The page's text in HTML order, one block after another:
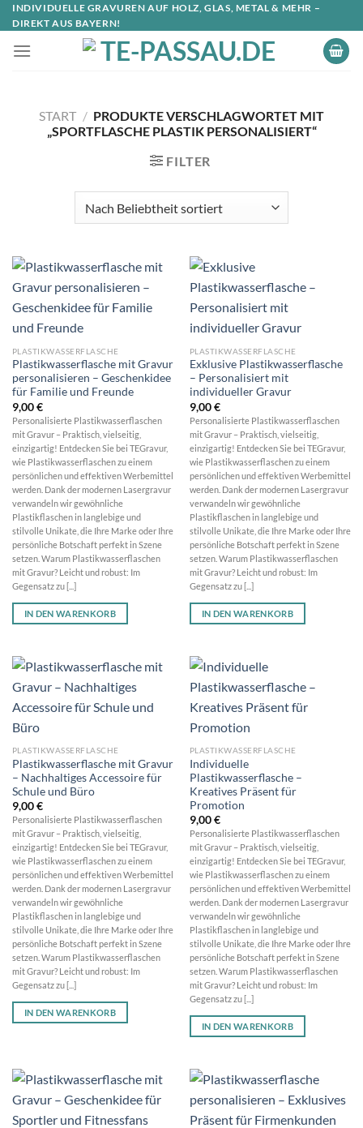
INDIVIDUELLE GRAVUREN AUF HOLZ, GLAS, METAL & MEHR –
DIREKT AUS BAYERN!
START / PRODUKTE VERSCHLAGWORTET MIT
„SPORTFLASCHE PLASTIK PERSONALISIERT“
FILTER
PLASTIKWASSERFLASCHE
Plastikwasserflasche mit Gravur
personalisieren – Geschenkidee
für Familie und Freunde
9,00€
Personalisierte Plastikwasserflaschen
mit Gravur – Praktisch, vielseitig,
einzigartig! Entdecken Sie bei TEGravur,
wie Plastikwasserflaschen zu einem
persönlichen und effektiven Werbemittel
werden. Dank der modernen Lasergravur
verwandeln wir gewöhnliche
Plastikflaschen in langlebige und
stilvolle Unikate, die Ihre Marke oder Ihre
persönliche Botschaft perfekt in Szene
setzen. Warum Plastikwasserflaschen
mit Gravur? Leicht und robust: Im
Gegensatz zu [...]
IN DEN WARENKORB
PLASTIKWASSERFLASCHE
Exklusive Plastikwasserflasche
– Personalisiert mit
individueller Gravur
9,00€
Personalisierte Plastikwasserflaschen
mit Gravur – Praktisch, vielseitig,
einzigartig! Entdecken Sie bei TEGravur,
wie Plastikwasserflaschen zu einem
persönlichen und effektiven Werbemittel
werden. Dank der modernen Lasergravur
verwandeln wir gewöhnliche
Plastikflaschen in langlebige und
stilvolle Unikate, die Ihre Marke oder Ihre
persönliche Botschaft perfekt in Szene
setzen. Warum Plastikwasserflaschen
mit Gravur? Leicht und robust: Im
Gegensatz zu [...]
IN DEN WARENKORB
PLASTIKWASSERFLASCHE
Plastikwasserflasche mit Gravur
– Nachhaltiges Accessoire für
Schule und Büro
9,00€
Personalisierte Plastikwasserflaschen
mit Gravur – Praktisch, vielseitig,
einzigartig! Entdecken Sie bei TEGravur,
wie Plastikwasserflaschen zu einem
persönlichen und effektiven Werbemittel
werden. Dank der modernen Lasergravur
verwandeln wir gewöhnliche
Plastikflaschen in langlebige und
stilvolle Unikate, die Ihre Marke oder Ihre
persönliche Botschaft perfekt in Szene
setzen. Warum Plastikwasserflaschen
mit Gravur? Leicht und robust: Im
Gegensatz zu [...]
IN DEN WARENKORB
PLASTIKWASSERFLASCHE
Individuelle
Plastikwasserflasche –
Kreatives Präsent für
Promotion
9,00€
Personalisierte Plastikwasserflaschen
mit Gravur – Praktisch, vielseitig,
einzigartig! Entdecken Sie bei TEGravur,
wie Plastikwasserflaschen zu einem
persönlichen und effektiven Werbemittel
werden. Dank der modernen Lasergravur
verwandeln wir gewöhnliche
Plastikflaschen in langlebige und
stilvolle Unikate, die Ihre Marke oder Ihre
persönliche Botschaft perfekt in Szene
setzen. Warum Plastikwasserflaschen
mit Gravur? Leicht und robust: Im
Gegensatz zu [...]
IN DEN WARENKORB